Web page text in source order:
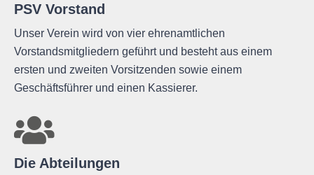
PSV Vorstand
Unser Verein wird von vier ehrenamtlichen
Vorstandsmitgliedern geführt und besteht aus einem
ersten und zweiten Vorsitzenden sowie einem
Geschäftsführer und einen Kassierer.
Die Abteilungen